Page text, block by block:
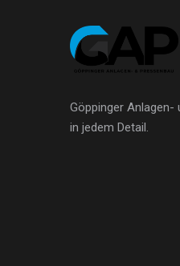
Göppinger Anlagen-
in jedem Detail.